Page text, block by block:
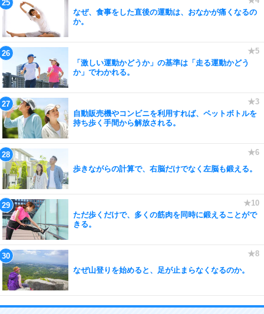
なぜ、食事をした直後の運動は、おなかが痛くなるの
か。
「激しい運動かどうか」の基準は「走る運動かどう
か」でわかれる。
自動販売機やコンビニを利用すれば、ペットボトルを
持ち歩く手間から解放される。
歩きながらの計算で、右脳だけでなく左脳も鍛える。
ただ歩くだけで、多くの筋肉を同時に鍛えることがで
きる。
なぜ山登りを始めると、足が止まらなくなるのか。